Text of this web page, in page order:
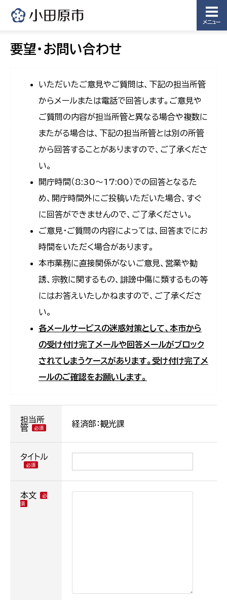
メニュー
要望・お問い合わせ
いただいたご意見やご質問は、下記の担当所管
からメールまたは電話で回答します。ご意見や
ご質問の内容が担当所管と異なる場合や複数に
またがる場合は、下記の担当所管とは別の所管
から回答することがありますので、ご了承くださ
い。
開庁時間（8:30〜17:00）での回答となるた
め、開庁時間外にご投稿いただいた場合、すぐ
に回答ができませんので、ご了承ください。
ご意見・ご質問の内容によっては、回答までにお
時間をいただく場合があります。
本市業務に直接関係がないご意見、営業や勧
誘、宗教に関するもの、誹謗中傷に類するもの等
にはお答えいたしかねますので、ご了承くださ
い。
各メールサービスの迷惑対策として、本市から
の受け付け完了メールや回答メールがブロック
されてしまうケースがあります。受け付け完了メ
ールのご確認をお願いします。
担当所
管
経済部：観光課
タイトル
本文